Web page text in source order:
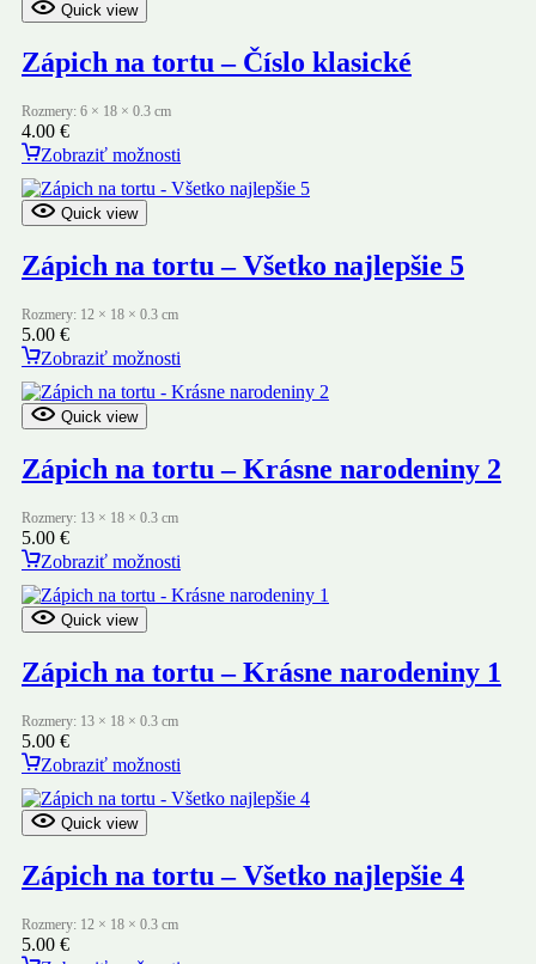
Quick view
Zápich na tortu – Číslo klasické
Rozmery: 6 × 18 × 0.3 cm
4.00 €
Zobraziť možnosti
Quick view
Zápich na tortu – Všetko najlepšie 5
Rozmery: 12 × 18 × 0.3 cm
5.00 €
Zobraziť možnosti
Quick view
Zápich na tortu – Krásne narodeniny 2
Rozmery: 13 × 18 × 0.3 cm
5.00 €
Zobraziť možnosti
Quick view
Zápich na tortu – Krásne narodeniny 1
Rozmery: 13 × 18 × 0.3 cm
5.00 €
Zobraziť možnosti
Quick view
Zápich na tortu – Všetko najlepšie 4
Rozmery: 12 × 18 × 0.3 cm
5.00 €